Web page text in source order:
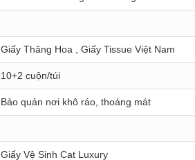
Giấy Thăng Hoa , Giấy Tissue Việt Nam
10+2 cuộn/túi
Bảo quản nơi khô ráo, thoáng mát
Giấy Vệ Sinh Cat Luxury